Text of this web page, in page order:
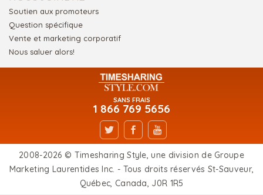
Soutien aux promoteurs
Question spécifique
Vente et marketing corporatif
Nous saluer alors!
SANS FRAIS
1 866 769 5656
2008-2026 © Timesharing Style, une division de Groupe
Marketing Laurentides Inc. - Tous droits réservés St-Sauveur,
Québec, Canada, J0R 1R5